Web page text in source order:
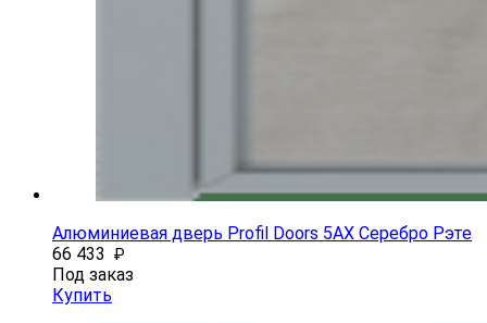
Алюминиевая дверь Profil Doors 5AX Серебро Рэте
66 433 ₽
Под заказ
Купить